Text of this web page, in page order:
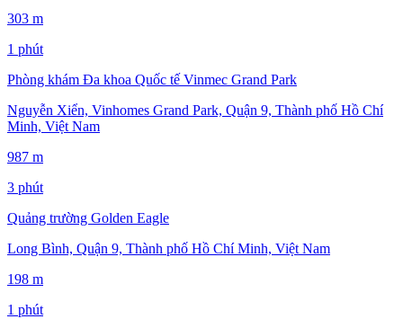
303 m
1 phút
Phòng khám Đa khoa Quốc tế Vinmec Grand Park
Nguyễn Xiển, Vinhomes Grand Park, Quận 9, Thành phố Hồ Chí
Minh, Việt Nam
987 m
3 phút
Quảng trường Golden Eagle
Long Bình, Quận 9, Thành phố Hồ Chí Minh, Việt Nam
198 m
1 phút